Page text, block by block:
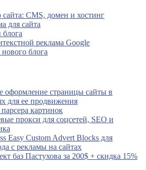
CMS, домен и хостинг
для сайта
реклама Google
блога
оформление страницы сайты в
для ее продвижения
картинок
прокси для соцсетей, SEO и
Easy Custom Advert Blocks для
с рекламы на сайтах
баз Пастухова за 200$ + скидка 15%